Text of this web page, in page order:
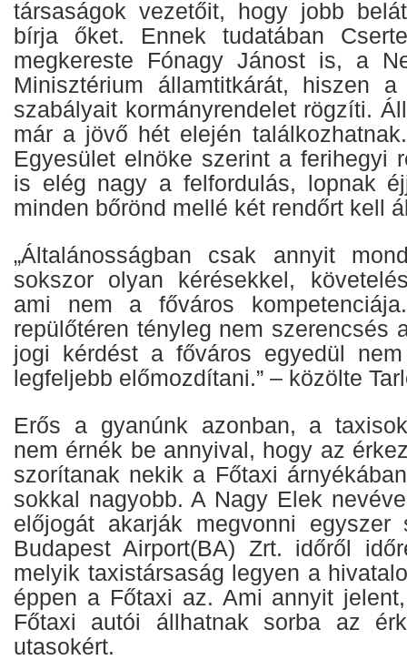
társaságok vezetőit, hogy jobb
bírja őket. Ennek tudatában
megkereste Fónagy Jánost is, a
Minisztérium államtitkárát, hiszen
szabályait kormányrendelet rögzíti.
már a jövő hét elején
Egyesület elnöke szerint a ferihegyi
is elég nagy a felfordulás, lopnak
minden bőrönd mellé két rendőrt kell
„Általánosságban csak annyit
sokszor olyan kérésekkel,
ami nem a főváros
repülőtéren tényleg nem szerencsés
jogi kérdést a főváros egyedül
legfeljebb előmozdítani.” – közölte
Erős a gyanúnk azonban, a
nem érnék be annyival, hogy az
szorítanak nekik a Főtaxi
sokkal nagyobb. A Nagy Elek
előjogát akarják megvonni egyszer
Budapest Airport(BA) Zrt. időről
melyik taxistársaság legyen a
éppen a Főtaxi az. Ami annyit
Főtaxi autói állhatnak sorba az
utasokért.